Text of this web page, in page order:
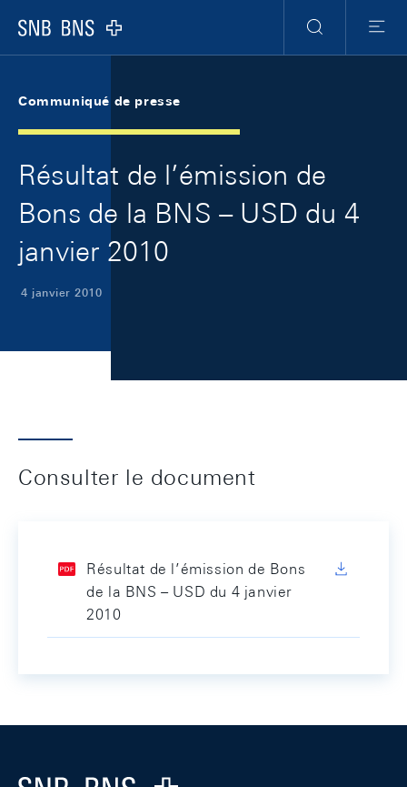
Logo
RechercheMenu
Communiqué de presse
Résultat de l’émission de
Bons de la BNS – USD du 4
janvier 2010
4 janvier 2010
Consulter le document
Résultat de l’émission de Bons
de la BNS – USD du 4 janvier
2010
Logo